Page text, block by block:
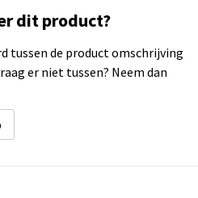
dit product?
tussen de product omschrijving
er niet tussen? Neem dan